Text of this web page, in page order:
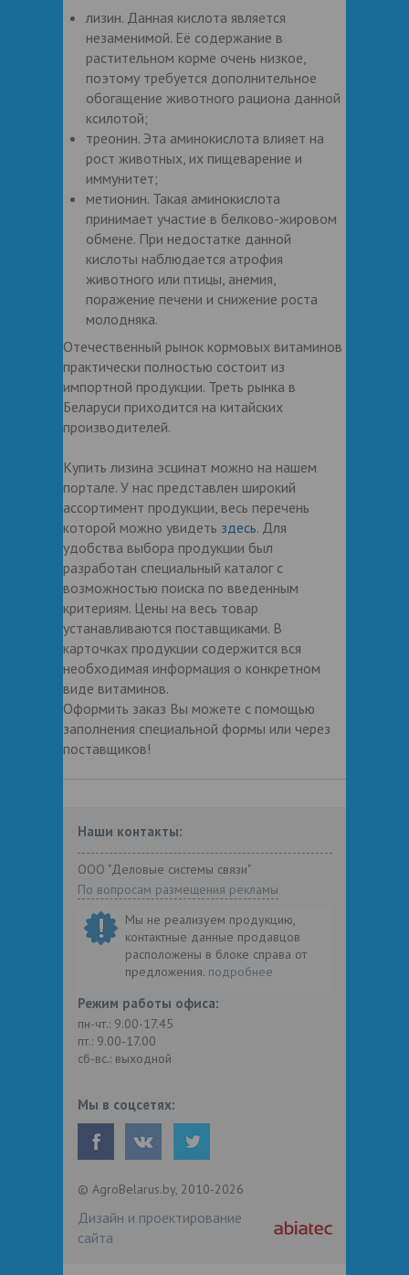
лизин. Данная кислота является
незаменимой. Её содержание в
растительном корме очень низкое,
поэтому требуется дополнительное
обогащение животного рациона данной
ксилотой;
треонин. Эта аминокислота влияет на
рост животных, их пищеварение и
иммунитет;
метионин. Такая аминокислота
принимает участие в белково-жировом
обмене. При недостатке данной
кислоты наблюдается атрофия
животного или птицы, анемия,
поражение печени и снижение роста
молодняка.
Отечественный рынок кормовых витаминов
практически полностью состоит из
импортной продукции. Треть рынка в
Беларуси приходится на китайских
производителей.
Купить лизина эсцинат можно на нашем
портале. У нас представлен широкий
ассортимент продукции, весь перечень
которой можно увидеть здесь. Для
удобства выбора продукции был
разработан специальный каталог с
возможностью поиска по введенным
критериям. Цены на весь товар
устанавливаются поставщиками. В
карточках продукции содержится вся
необходимая информация о конкретном
виде витаминов.
Оформить заказ Вы можете с помощью
заполнения специальной формы или через
поставщиков!
Наши контакты:
ООО "Деловые системы связи"
По вопросам размещения рекламы
Мы не реализуем продукцию,
контактные данные продавцов
расположены в блоке справа от
предложения. подробнее
Режим работы офиса:
пн-чт.: 9.00-17.45
пт.: 9.00-17.00
сб-вс.: выходной
Мы в соцсетях:
© AgroBelarus.by, 2010-2026
Дизайн и проектирование
сайта